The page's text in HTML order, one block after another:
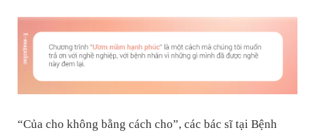
“Của cho không bằng cách cho”, các bác sĩ tại Bệnh